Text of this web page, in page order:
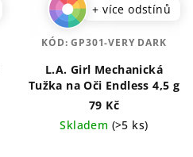
+ více odstínů
L.A. Girl Mechanická
Tužka na Oči Endless 4,5 g
79 Kč
Skladem (>5 ks)
KÓD:GP301-VERY DARK